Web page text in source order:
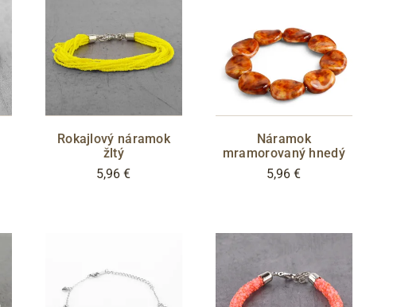
Rokajlový náramok
žltý
5,96 €
Náramok
mramorovaný hnedý
5,96 €